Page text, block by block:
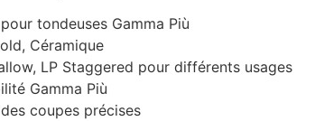
tondeuses Gamma Più
Céramique
LP Staggered pour différents usages
Gamma Più
coupes précises